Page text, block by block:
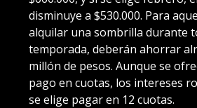
disminuye a $530.000. Para
alquilar una sombrilla durante
temporada, deberán ahorrar
millón de pesos. Aunque se
pago en cuotas, los intereses
se elige pagar en 12 cuotas.